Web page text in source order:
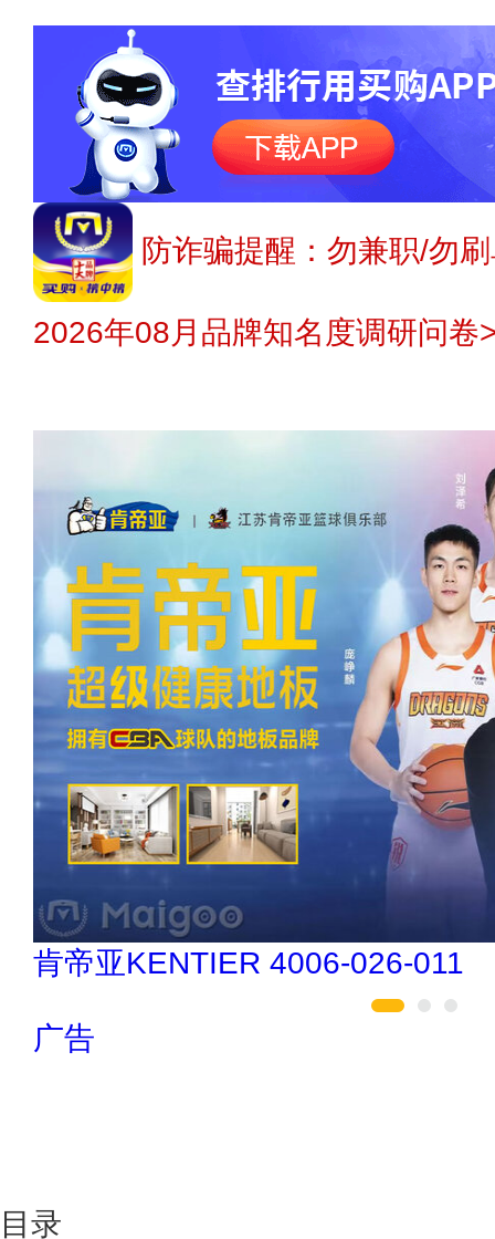
防诈骗提醒：勿兼职/勿
2026年08月品牌知名度调研问卷
索邦管Suban 021-5718000
广告
目录